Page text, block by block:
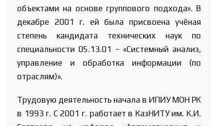
объектами на основе группового подхода». В
декабре 2001 г. ей была присвоена учёная
степень кандидата технических наук по
специальности 05.13.01 – «Системный анализ,
управление и обработка информации (по
отраслям)».
Трудовую деятельность начала в ИПИУ МОН РК
в 1993 г. С 2001 г. работает в КазНИТУ им. К.И.